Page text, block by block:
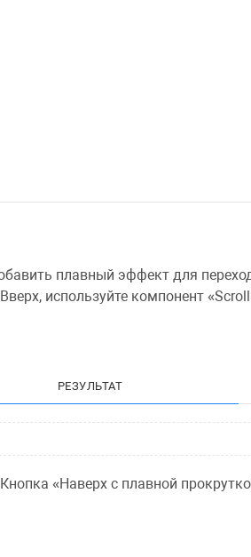
плавный эффект для
Вверх, используйте компонент Scroll
РЕЗУЛЬТАТ
Наверх с плавной